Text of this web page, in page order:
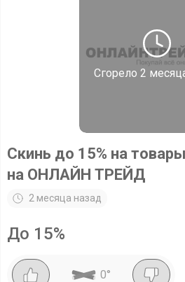
Сгорело 2
Скинь до 15% на
на ОНЛАЙН ТРЕЙД
2 месяца назад
До 15%
0°